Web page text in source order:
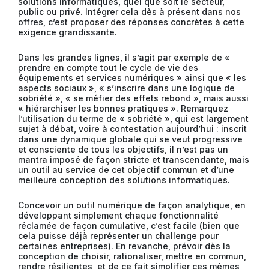
public ou privé. Intégrer cela dès à présent dans nos
offres, c’est proposer des réponses concrètes à cette
exigence grandissante.
Dans les grandes lignes, il s’agit par exemple de «
prendre en compte tout le cycle de vie des
équipements et services numériques » ainsi que « les
aspects sociaux », « s’inscrire dans une logique de
sobriété », « se méfier des effets rebond », mais aussi
« hiérarchiser les bonnes pratiques ». Remarquez
l’utilisation du terme de « sobriété », qui est largement
sujet à débat, voire à contestation aujourd’hui : inscrit
dans une dynamique globale qui se veut progressive
et consciente de tous les objectifs, il n’est pas un
mantra imposé de façon stricte et transcendante, mais
un outil au service de cet objectif commun et d’une
meilleure conception des solutions informatiques.
Concevoir un outil numérique de façon analytique, en
développant simplement chaque fonctionnalité
réclamée de façon cumulative, c’est facile (bien que
cela puisse déjà représenter un challenge pour
certaines entreprises). En revanche, prévoir dès la
conception de choisir, rationaliser, mettre en commun,
rendre résilientes, et de ce fait simplifier ces mêmes